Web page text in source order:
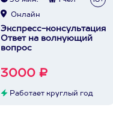
Онлайн
Экспресс-консультация
Ответ на волнующий
вопрос
3000 ₽
Работает круглый год